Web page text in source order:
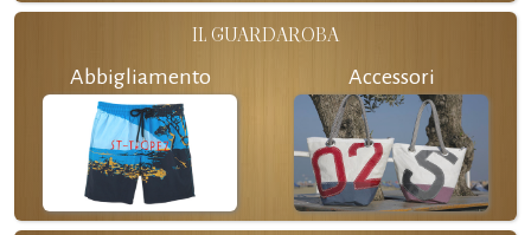
IL GUARDAROBA
Abbigliamento Accessori